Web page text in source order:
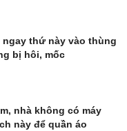
ngay thứ này vào thùng
bị hôi, mốc
nhà không có máy
này để quần áo